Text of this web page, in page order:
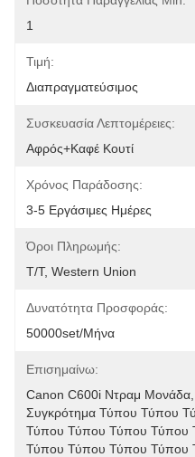
1
Τιμή:
Διαπραγματεύσιμος
Συσκευασία Λεπτομέρειες:
Αφρός+καφέ Κουτί
Χρόνος Παράδοσης:
3-5 Εργάσιμες Ημέρες
Όροι Πληρωμής:
T/T, Western Union
Δυνατότητα Προσφοράς:
50000set/μήνα
Επισημαίνω:
Canon C600i Ντραμ Μονάδα
Συγκρότημα Τύπου Τύπου
Τύπου Τύπου Τύπου Τύπου
Τύπου Τύπου Τύπου Τύπου